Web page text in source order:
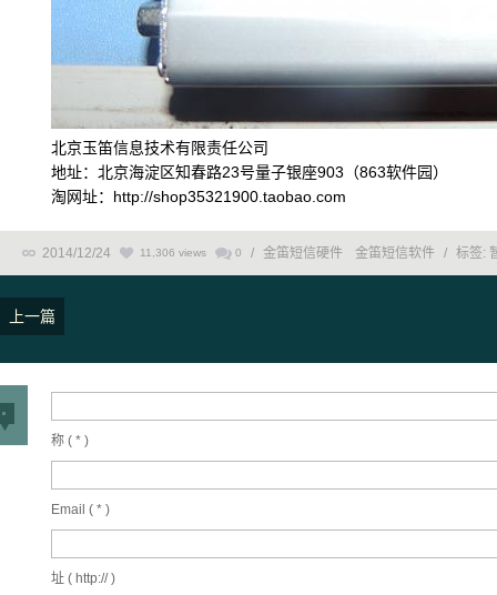
北京玉笛信息技术有限责任公司
地址：北京海淀区知春路23号量子银座903（863软件园）
淘网址：http://shop35321900.taobao.com
2014/12/24 11,306 views 0 / 金笛短信硬件 金笛短信软件 / 标签:
上一篇
称 ( * )
Email ( * )
址 ( http:// )